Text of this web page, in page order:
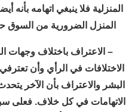
المنزلية فلا ينبغي اتهامه
المنزل الضرورية من السوق
– الاعتراف باختلاف وجهات
الاختلافات في الرأي وأن
البشر والاعتراف بأن الآخر
الاتهامات في كل خلاف. فعلى